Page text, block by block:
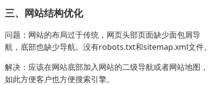
三、网站结构优化
问题：网站的布局过于传统，网页头部页面缺少面包屑导
航，底部也缺少导航。没有robots.txt和sitemap.xml文件。
解决：应该在网站底部加入网站的二级导航或者网站地图，
如此方便客户也方便搜索引擎。